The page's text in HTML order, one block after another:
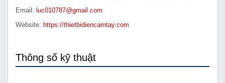
Email: luc010787@gmail.com
Website: https://thietbidiencamtay.com
Thông số kỹ thuật